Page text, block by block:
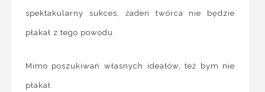
spektakularny sukces, żaden twórca nie będzie
płakał z tego powodu.
Mimo poszukiwań własnych ideałów, też bym nie
płakał.